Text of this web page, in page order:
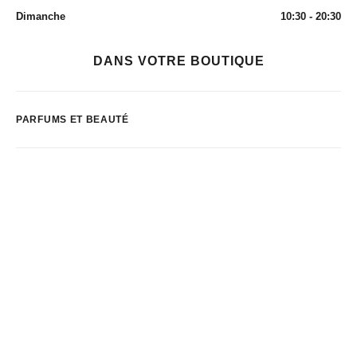
Dimanche
10:30 - 20:30
DANS VOTRE BOUTIQUE
PARFUMS ET BEAUTÉ